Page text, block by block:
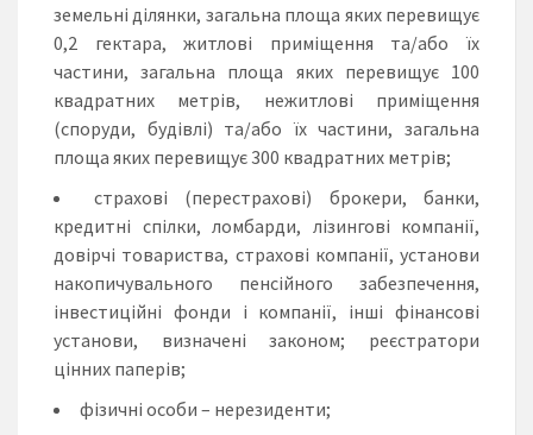
земельні ділянки, загальна площа яких перевищує
0,2 гектара, житлові приміщення та/або їх
частини, загальна площа яких перевищує 100
квадратних метрів, нежитлові приміщення
(споруди, будівлі) та/або їх частини, загальна
площа яких перевищує 300 квадратних метрів;
страхові (перестрахові) брокери, банки,
кредитні спілки, ломбарди, лізингові компанії,
довірчі товариства, страхові компанії, установи
накопичувального пенсійного забезпечення,
інвестиційні фонди і компанії, інші фінансові
установи, визначені законом; реєстратори
цінних паперів;
фізичні особи – нерезиденти;